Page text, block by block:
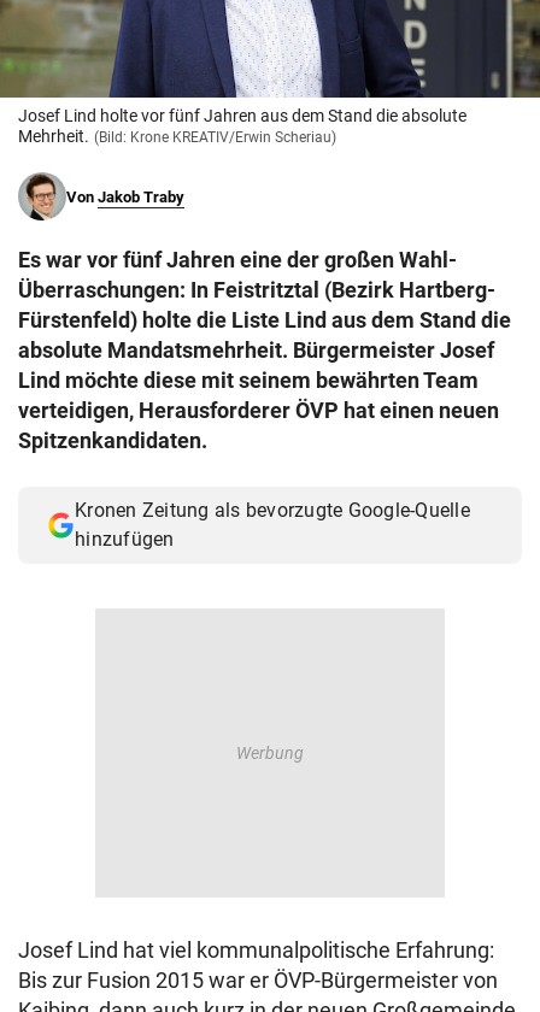
© Krone Multimedia GmbH & Co KG 2026
Muthgasse 2, 1190 Wien
Josef Lind holte vor fünf Jahren aus dem Stand die absolute
Mehrheit. (Bild: Krone KREATIV/Erwin Scheriau)
Von Jakob Traby
Es war vor fünf Jahren eine der großen Wahl-
Überraschungen: In Feistritztal (Bezirk Hartberg-
Fürstenfeld) holte die Liste Lind aus dem Stand die
absolute Mandatsmehrheit. Bürgermeister Josef
Lind möchte diese mit seinem bewährten Team
verteidigen, Herausforderer ÖVP hat einen neuen
Spitzenkandidaten.
Kronen Zeitung als bevorzugte Google-Quelle
hinzufügen
Josef Lind hat viel kommunalpolitische Erfahrung:
Bis zur Fusion 2015 war er ÖVP-Bürgermeister von